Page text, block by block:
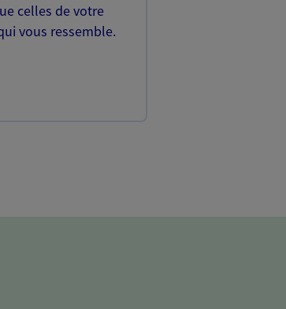
celles de votre
vous ressemble.